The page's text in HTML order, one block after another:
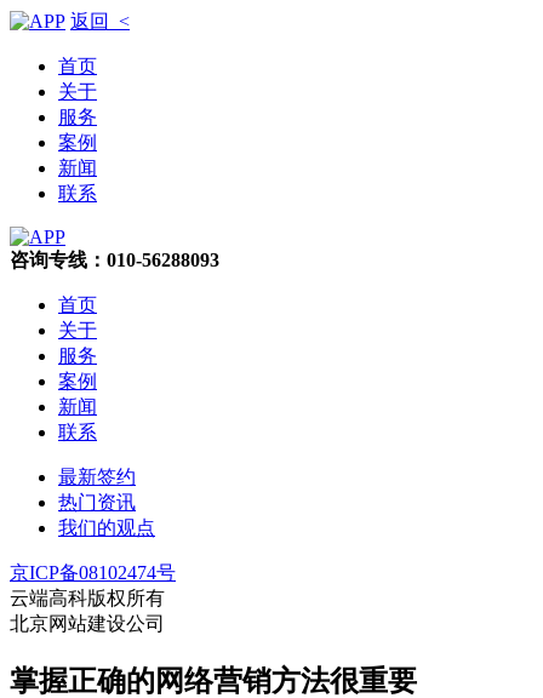
返回 <
首页
关于
服务
案例
新闻
联系
咨询专线：010-56288093
首页
关于
服务
案例
新闻
联系
最新签约
热门资讯
我们的观点
京ICP备08102474号
云端高科版权所有
北京网站建设公司
掌握正确的网络营销方法很重要